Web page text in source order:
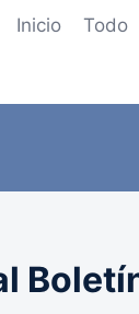
Inicio Todo